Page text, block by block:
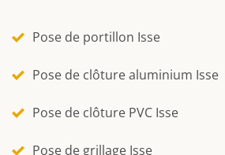
Pose de portillon Isse
Pose de clôture aluminium Isse
Pose de clôture PVC Isse
Pose de grillage Isse